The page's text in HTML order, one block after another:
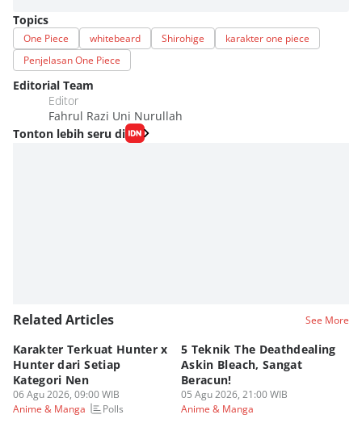
Topics
One Piece whitebeard Shirohige
karakter one piece
Penjelasan One Piece
Editorial Team
Editor
Fahrul Razi Uni Nurullah
Tonton lebih seru di
Related Articles See More
Karakter Terkuat Hunter x
Hunter dari Setiap
Kategori Nen
06 Agu 2026, 09:00 WIB
Anime & Manga
Polls
5 Teknik The Deathdealing
Askin Bleach, Sangat
Beracun!
05 Agu 2026, 21:00 WIB
Anime & Manga